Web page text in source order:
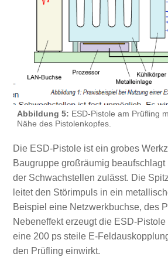
Abbildung 5: ESD-Pistole am Prüfling
Nähe des Pistolenkopfes.
Die ESD-Pistole ist ein grobes
Baugruppe großräumig beaufschlagt
der Schwachstellen zulässt. Die
leitet den Störimpuls in ein
Beispiel eine Netzwerkbuchse, des
Nebeneffekt erzeugt die ESD-
eine 200 ps steile E-
den Prüfling einwirkt.